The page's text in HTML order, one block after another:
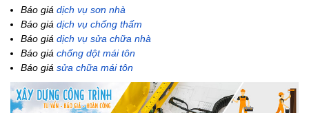
Báo giá dịch vụ sơn nhà
Báo giá dịch vụ chống thấm
Báo giá dịch vụ sửa chữa nhà
Báo giá chống dột mái tôn
Báo giá sửa chữa mái tôn